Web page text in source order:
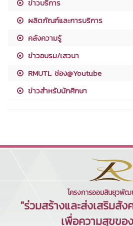
ข่าวบริการ
ผลิตภัณฑ์และการบริการ
คลังความรู้
ข่าวอบรม/เสวนา
RMUTL ช่อง@Youtube
ข่าวสำหรับนักศึกษา
โครงการออมสินยุวพั
"ร่วมสร้างและส่งเสริมสั
เพื่อความสุขขอ